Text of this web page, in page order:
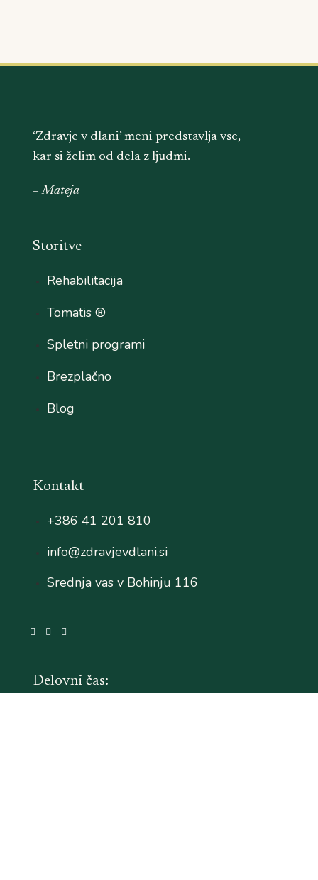
‘Zdravje v dlani’ meni predstavlja vse,
kar si želim od dela z ljudmi.
– Mateja
Storitve
Rehabilitacija
Tomatis ®
Spletni programi
Brezplačno
Blog
Kontakt
+386 41 201 810
info@zdravjevdlani.si
Srednja vas v Bohinju 116
Delovni čas: